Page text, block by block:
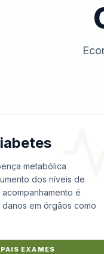
metabólica
dos níveis de
é
em órgãos como
EXAMES